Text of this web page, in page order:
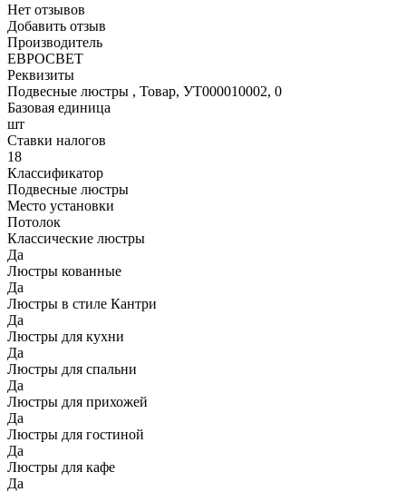
Нет отзывов
Добавить отзыв
Производитель
ЕВРОСВЕТ
Реквизиты
Подвесные люстры , Товар, УТ000010002, 0
Базовая единица
шт
Ставки налогов
18
Классификатор
Подвесные люстры
Место установки
Потолок
Классические люстры
Да
Люстры кованные
Да
Люстры в стиле Кантри
Да
Люстры для кухни
Да
Люстры для спальни
Да
Люстры для прихожей
Да
Люстры для гостиной
Да
Люстры для кафе
Да